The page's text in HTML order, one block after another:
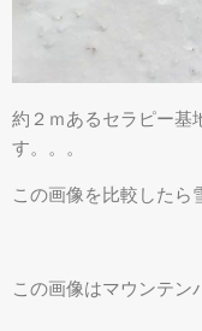
約２ｍあるセラピー基
す。。。
この画像を比較したら
この画像はマウンテン